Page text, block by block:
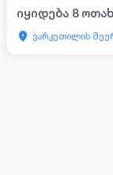
იყიდება 8
ვარკეთილის